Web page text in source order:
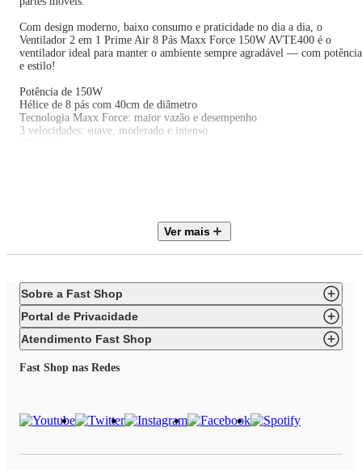
Com design moderno, baixo consumo e praticidade no dia a dia, o
Ventilador 2 em 1 Prime Air 8 Pás Maxx Force 150W AVTE400 é o
ventilador ideal para manter o ambiente sempre agradável — com potência
e estilo!
Potência de 150W
Hélice de 8 pás com 40cm de diâmetro
Tecnologia Maxx Force: maior vazão e desempenho
3 velocidades: suave, moderado e intenso
Motor com fusível térmico de segurança
Ver mais
Sobre a Fast Shop
Portal de Privacidade
Atendimento Fast Shop
Fast Shop nas Redes